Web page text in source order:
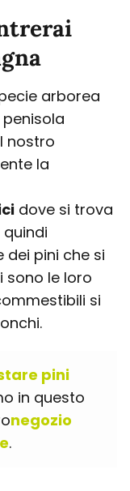
arborea
nostro
la
dove si trova
pini che si
sono le loro
si
pini
in questo
negozio
.